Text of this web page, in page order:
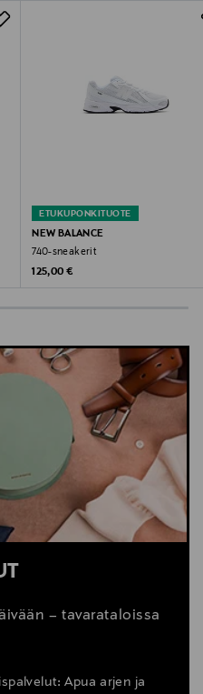
vapaa-ajan
ETUKUPONKITUOTE
NEW BALANCE
740-sneakerit
Original Price
125,00 €
– tavarataloissa
Apua arjen ja